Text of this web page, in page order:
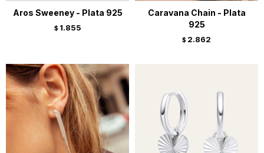
Aros Sweeney - Plata 925
$ 1.855
Caravana Chain - Plata
925
$ 2.862